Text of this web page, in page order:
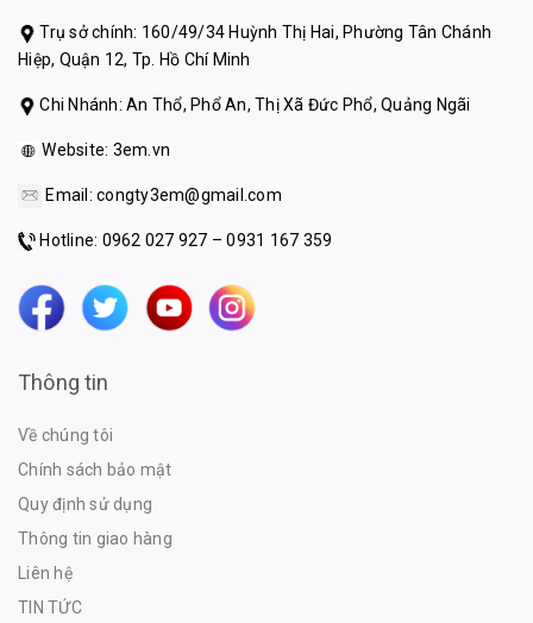
Trụ sở chính: 160/49/34 Huỳnh Thị Hai, Phường Tân Chánh
Hiệp, Quận 12, Tp. Hồ Chí Minh
Chi Nhánh: An Thổ, Phổ An, Thị Xã Đức Phổ, Quảng Ngãi
Website: 3em.vn
Email: congty3em@gmail.com
Hotline: 0962 027 927 – 0931 167 359
Thông tin
Về chúng tôi
Chính sách bảo mật
Quy định sử dụng
Thông tin giao hàng
Liên hệ
TIN TỨC